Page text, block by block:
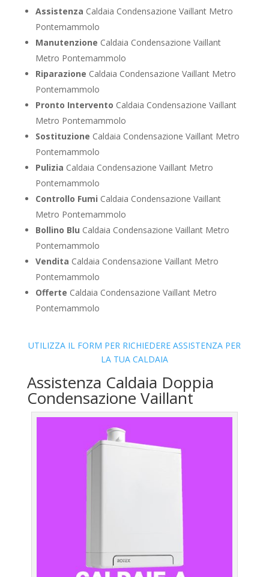
Assistenza Caldaia Condensazione Vaillant Metro
Pontemammolo
Manutenzione Caldaia Condensazione Vaillant
Metro Pontemammolo
Riparazione Caldaia Condensazione Vaillant Metro
Pontemammolo
Pronto Intervento Caldaia Condensazione Vaillant
Metro Pontemammolo
Sostituzione Caldaia Condensazione Vaillant Metro
Pontemammolo
Pulizia Caldaia Condensazione Vaillant Metro
Pontemammolo
Controllo Fumi Caldaia Condensazione Vaillant
Metro Pontemammolo
Bollino Blu Caldaia Condensazione Vaillant Metro
Pontemammolo
Vendita Caldaia Condensazione Vaillant Metro
Pontemammolo
Offerte Caldaia Condensazione Vaillant Metro
Pontemammolo
UTILIZZA IL FORM PER RICHIEDERE ASSISTENZA PER
LA TUA CALDAIA
Assistenza Caldaia Doppia
Condensazione Vaillant